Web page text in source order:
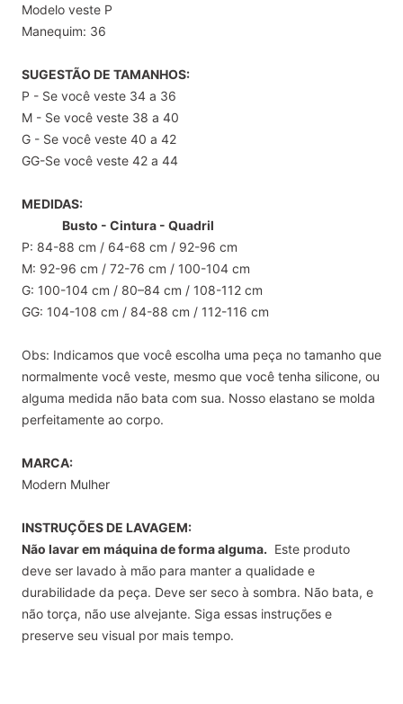
Modelo veste P
Manequim: 36
SUGESTÃO DE TAMANHOS:
P - Se você veste 34 a 36
M - Se você veste 38 a 40
G - Se você veste 40 a 42
GG-Se você veste 42 a 44
MEDIDAS:
Busto - Cintura - Quadril
P: 84-88 cm / 64-68 cm / 92-96 cm
M: 92-96 cm / 72-76 cm / 100-104 cm
G: 100-104 cm / 80–84 cm / 108-112 cm
GG: 104-108 cm / 84-88 cm / 112-116 cm
Obs: Indicamos que você escolha uma peça no tamanho que
normalmente você veste, mesmo que você tenha silicone, ou
alguma medida não bata com sua. Nosso elastano se molda
perfeitamente ao corpo.
MARCA:
Modern Mulher
INSTRUÇÕES DE LAVAGEM:
Não lavar em máquina de forma alguma. Este produto
deve ser lavado à mão para manter a qualidade e
durabilidade da peça. Deve ser seco à sombra. Não bata, e
não torça, não use alvejante. Siga essas instruções e
preserve seu visual por mais tempo.